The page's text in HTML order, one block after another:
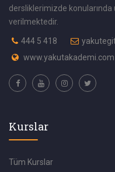
dersliklerimizde
verilmektedir.
444 5 418
www.yakutakademi.com
Kurslar
Tüm Kurslar